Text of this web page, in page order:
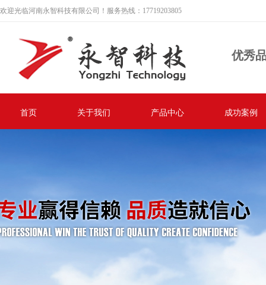
欢迎光临河南永智科技有限公司！服务热线：17719203805
优秀
首页 关于我们 产品中心 成功案例